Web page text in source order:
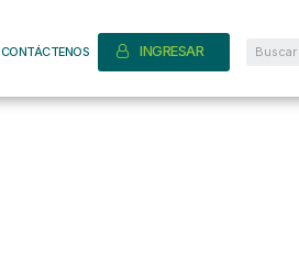
CONTÁCTENOS INGRESAR